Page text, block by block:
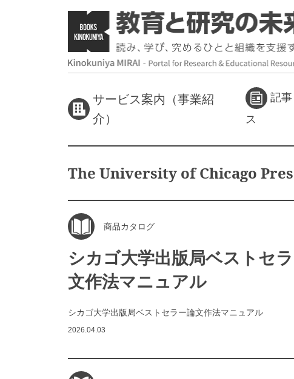
サービス案内（事業紹
介）
記
ス
The University of Chicago
商品カタログ
シカゴ大学出版局ベストセ
文作法マニュアル
シカゴ大学出版局ベストセラー論文作法マニュアル
2026.04.03